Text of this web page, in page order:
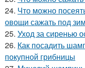
24. Что можно
овощи сажать под
25. Уход за сиренью
26. Как посадить
покупной грибницы